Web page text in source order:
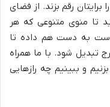
رقم بزند. از فضای
تا منوی متنوعی که هر
به دست هم داده تا
تبدیل شود. با ما همراه
و ببینیم چه رازهایی